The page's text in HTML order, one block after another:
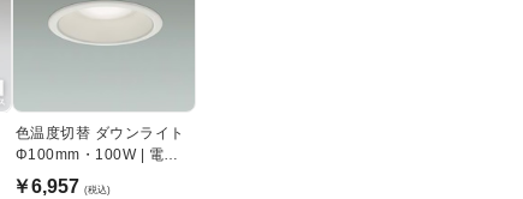
色温度切替 ダウンライト
Φ100mm・100W | 電球
色~昼白色
￥6,957 (税込)